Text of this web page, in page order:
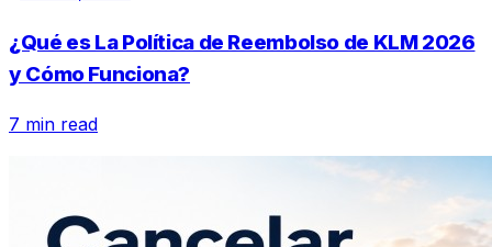
¿Qué es La Política de Reembolso de KLM 2026
y Cómo Funciona?
7 min read